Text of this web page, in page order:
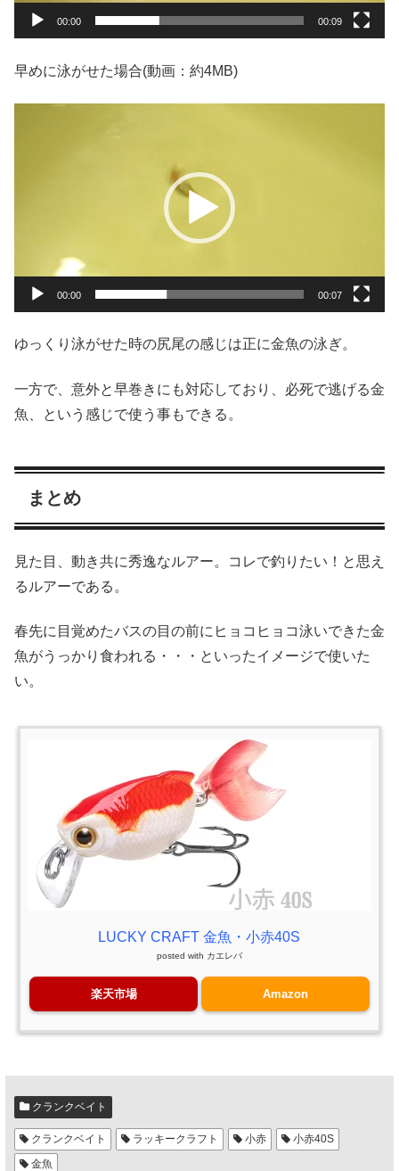
00:00 00:09
早めに泳がせた場合(動画：約4MB)
00:00 00:07
ゆっくり泳がせた時の尻尾の感じは正に金魚の泳ぎ。
一方で、意外と早巻きにも対応しており、必死で逃げる金
魚、という感じで使う事もできる。
まとめ
見た目、動き共に秀逸なルアー。コレで釣りたい！と思え
るルアーである。
春先に目覚めたバスの目の前にヒョコヒョコ泳いできた金
魚がうっかり食われる・・・といったイメージで使いた
い。
LUCKY CRAFT 金魚・小赤40S
posted with カエレバ
楽天市場 Amazon
クランクベイト
クランクベイト ラッキークラフト 小赤
小赤40S
金魚